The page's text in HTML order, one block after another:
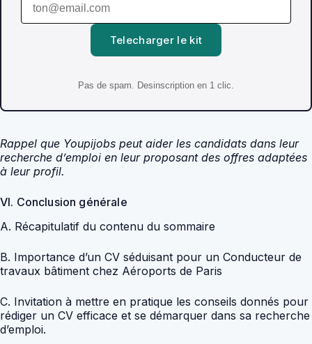
Telecharger le kit
Pas de spam. Desinscription en 1 clic.
Rappel que Youpijobs peut aider les candidats dans leur
recherche d’emploi en leur proposant des offres adaptées
à leur profil.
VI. Conclusion générale
A. Récapitulatif du contenu du sommaire
B. Importance d’un CV séduisant pour un Conducteur de
travaux bâtiment chez Aéroports de Paris
C. Invitation à mettre en pratique les conseils donnés pour
rédiger un CV efficace et se démarquer dans sa recherche
d’emploi.